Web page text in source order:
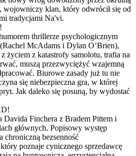
wojowniczy klan, który odwrócił się od
tradycjami Na'vi.
thrillerze psychologicznym
McAdams i Dylan O’Brien),
życiem z katastrofy samolotu, trafia na
muszą przezwyciężyć wzajemną
Biurowe zasady już tu nie
się niebezpieczna gra, w której
Jak daleko się posuną, by wydostać
Davida Finchera z Bradem Pittem i
głównych. Popisowy występ
chroniczną bezsenność
poznaje cynicznego sprzedawcę